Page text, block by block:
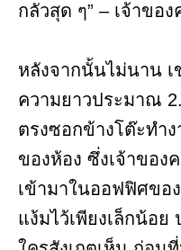
กลัวสุด ๆ” – เจ้าขอ
หลังจากนั้นไม่นาน
ความยาวประมาณ
ตรงซอกข้างโต๊ะทำ
ของห้อง ซึ่งเจ้าของ
เข้ามาในออฟฟิศขอ
แง้มไว้เพียงเล็กน้อ